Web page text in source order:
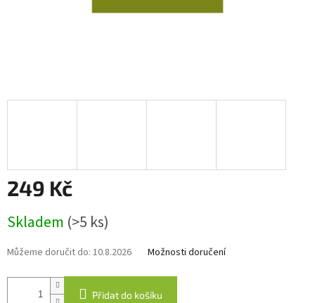
249 Kč
cena:
Skladem (>5 ks)
Můžeme doručit do: 10.8.2026 Možnosti doručení
Přidat do košíku